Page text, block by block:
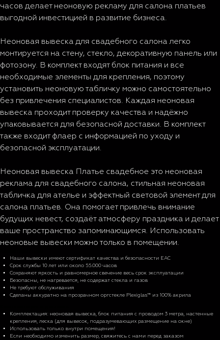
часов делает неоновую рекламу для салона платьев
выгодной инвестицией в развитие бизнеса.
Неоновая вывеска для свадебного салона легко
монтируется на стену, стекло, декоративную панель или
фотозону. В комплект входят блок питания и все
необходимые элементы для крепления, поэтому
установить неоновую табличку можно самостоятельно
без привлечения специалистов. Каждая неоновая
вывеска проходит проверку качества и надёжно
упаковывается для безопасной доставки. В комплект
также входит флаер с информацией по уходу и
безопасной эксплуатации.
Неоновая вывеска Платье свадебное это неоновая
реклама для свадебного салона, стильная неоновая
табличка для ателье и эффектный световой элемент для
салона платьев. Она помогает привлечь внимание
будущих невест, создаёт атмосферу праздника и делает
ваше пространство запоминающимся. Использовать
неоновые вывески можно только в помещении.
Наши вывески имеют сертификат качества и безопасности EAC
Срок службы 10 лет или около 55.000 часов
Сохраняют яркость и равномерное свечение весь срок эксплуатации
Безопасны, не нагревается, не содержат стекла и газов
Не требуют обслуживания
Сделаны аккуратно на прозрачном оргстекле Plexiglas™ из 100% акрила
Комплектация: неоновая вывеска, блок питания с проводом 3 метра, настенные
крепления, леска (для вывесок, подразумевающих размещение на окне)
Использовать только внутри помещения!
Если необходимо изменить размер, свяжитесь с нами перед заказом